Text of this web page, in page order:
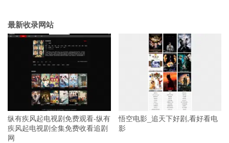
最新收录网站
纵有疾风起电视剧免费观看-纵有
疾风起电视剧全集免费收看追剧
网
悟空电影_追天下好剧,看好看电
影